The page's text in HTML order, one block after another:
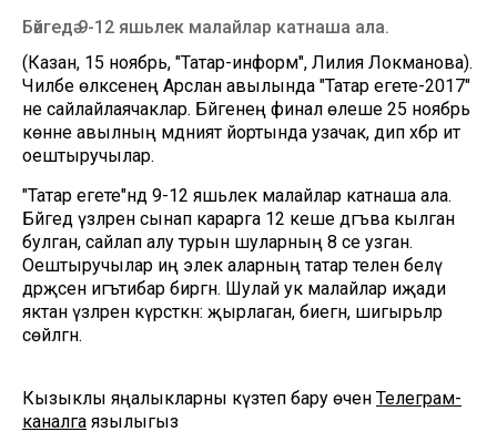
Бәйгедә 9-12 яшьлек малайлар катнаша ала.
(Казан, 15 ноябрь, "Татар-информ", Лилия Локманова).
Чиләбе өлкәсенең Арслан авылында "Татар егете-2017"
не сайлайлаячаклар. Бәйгенең финал өлеше 25 ноябрь
көнне авылның мәдәният йортында узачак, дип хәбәр итә
оештыручылар.
"Татар егете"ндә 9-12 яшьлек малайлар катнаша ала.
Бәйгедә үзләрен сынап карарга 12 кеше дәгъва кылган
булган, сайлап алу турын шуларның 8 се узган.
Оештыручылар иң элек аларның татар телен белү
дәрәҗәсенә игътибар биргән. Шулай ук малайлар иҗади
яктан үзләрен күрсәткән: җырлаган, биегән, шигырьләр
сөйләгән.
Кызыклы яңалыкларны күзәтеп бару өчен Телеграм-
каналга язылыгыз